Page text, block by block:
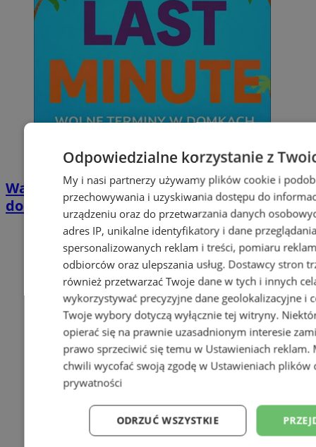
Wakacyjny wypoczynek nad Bałtykiem w
domkach Szmaragdowe Morze
Odpowiedzialne korzystanie z
My i nasi partnerzy używamy plików cookie i
przechowywania i uzyskiwania dostępu do
urządzeniu oraz do przetwarzania danych
adres IP, unikalne identyfikatory i dane
spersonalizowanych reklam i treści, pomiaru
odbiorców oraz ulepszania usług. Dostawcy stron
również przetwarzać Twoje dane w tych i innych
wykorzystywać precyzyjne dane geolokalizacyjne i
Twoje wybory dotyczą wyłącznie tej witryny.
opierać się na prawnie uzasadnionym interesie
prawo sprzeciwić się temu w Ustawieniach reklam.
chwili wycofać swoją zgodę w Ustawieniach plików
prywatności
ODRZUĆ WSZYSTKIE